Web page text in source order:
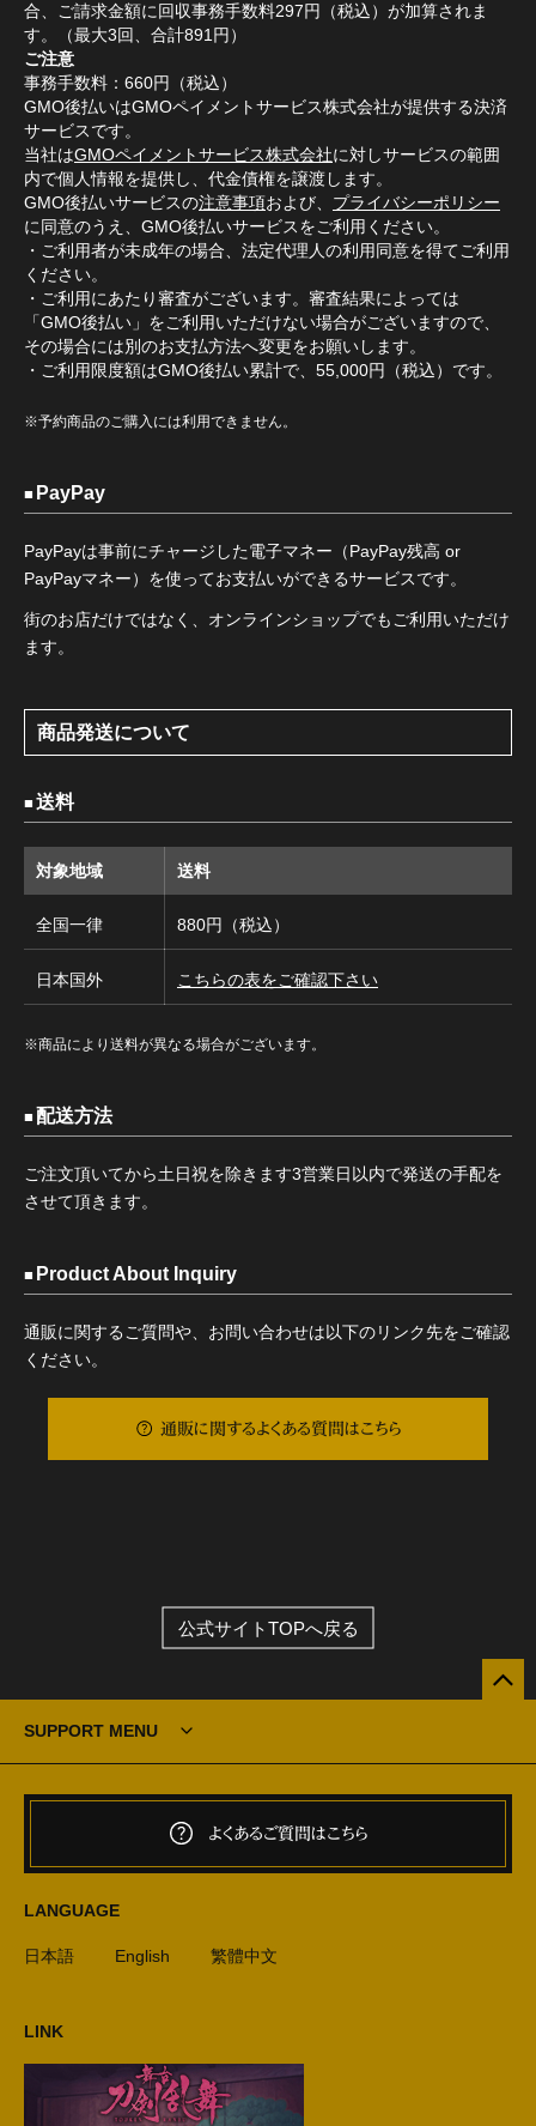
合、ご請求金額に回収事務手数料297円（税込）が加算されま
す。（最大3回、合計891円）
ご注意
事務手数料：660円（税込）
GMO後払いはGMOペイメントサービス株式会社が提供する決済
サービスです。
当社はGMOペイメントサービス株式会社に対しサービスの範囲
内で個人情報を提供し、代金債権を譲渡します。
GMO後払いサービスの注意事項および、 プライバシーポリシー
に同意のうえ、GMO後払いサービスをご利用ください。
・ご利用者が未成年の場合、法定代理人の利用同意を得てご利用
ください。
・ご利用にあたり審査がございます。審査結果によっては
「GMO後払い」をご利用いただけない場合がございますので、
その場合には別のお支払方法へ変更をお願いします。
・ご利用限度額はGMO後払い累計で、55,000円（税込）です。
※予約商品のご購入には利用できません。
PayPay
PayPayは事前にチャージした電子マネー（PayPay残高 or
PayPayマネー）を使ってお支払いができるサービスです。
街のお店だけではなく、オンラインショップでもご利用いただけ
ます。
商品発送について
送料
対象地域 送料
全国一律 880円（税込）
日本国外 こちらの表をご確認下さい
※商品により送料が異なる場合がございます。
配送方法
ご注文頂いてから土日祝を除きます3営業日以内で発送の手配を
させて頂きます。
Product About Inquiry
通販に関するご質問や、お問い合わせは以下のリンク先をご確認
ください。
通販に関するよくある質問はこちら
公式サイトTOPへ戻る
SUPPORT MENU
よくあるご質問はこちら
LANGUAGE
日本語 English 繁體中文
LINK